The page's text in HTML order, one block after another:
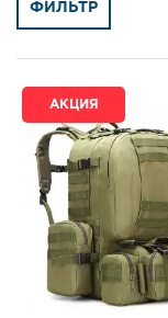
ФИЛЬТР
АКЦИЯ